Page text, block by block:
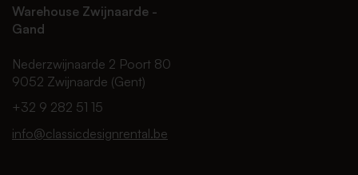
Warehouse Zwijnaarde -
Gand
Nederzwijnaarde 2 Poort 80
9052 Zwijnaarde (Gent)
+32 9 282 51 15
info@classicdesignrental.be